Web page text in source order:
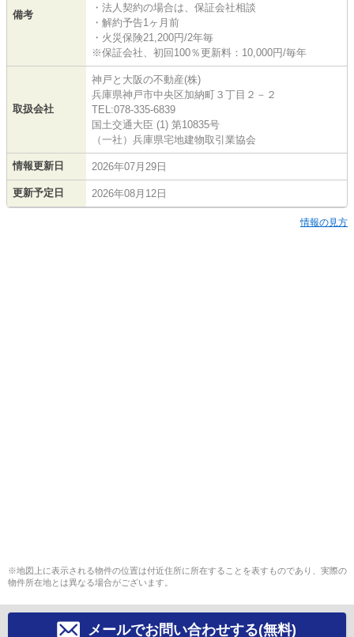
備考
・法人契約の場合は、保証会社相談
・解約予告1ヶ月前
・火災保険21,200円/2年毎
※保証会社、初回100％更新料：10,000円/毎年
取扱会社
神戸と大阪の不動産(株)
兵庫県神戸市中央区加納町３丁目２－２
TEL:078-335-6839
国土交通大臣 (1) 第10835号
（一社）兵庫県宅地建物取引業協会
情報更新日 2026年07月29日
更新予定日 2026年08月12日
情報の見方
※地図上に表示される物件の位置は付近住所に所在することを表すものであり、実際の
物件所在地とは異なる場合がございます。
メールでお問い合わせする(無料)